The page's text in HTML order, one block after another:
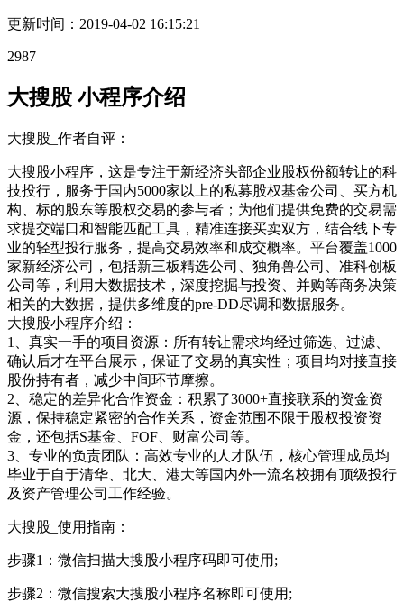
更新时间： 2019-04-02 16:15:21
2987
大搜股 小程序介绍
大搜股_作者自评：
大搜股小程序，这是专注于新经济头部企业股权份额转让的科
技投行，服务于国内5000家以上的私募股权基金公司、买方机
构、标的股东等股权交易的参与者；为他们提供免费的交易需
求提交端口和智能匹配工具，精准连接买卖双方，结合线下专
业的轻型投行服务，提高交易效率和成交概率。平台覆盖1000
家新经济公司，包括新三板精选公司、独角兽公司、准科创板
公司等，利用大数据技术，深度挖掘与投资、并购等商务决策
相关的大数据，提供多维度的pre-DD尽调和数据服务。
大搜股小程序介绍：
1、真实一手的项目资源：所有转让需求均经过筛选、过滤、
确认后才在平台展示，保证了交易的真实性；项目均对接直接
股份持有者，减少中间环节摩擦。
2、稳定的差异化合作资金：积累了3000+直接联系的资金资
源，保持稳定紧密的合作关系，资金范围不限于股权投资资
金，还包括S基金、FOF、财富公司等。
3、专业的负责团队：高效专业的人才队伍，核心管理成员均
毕业于自于清华、北大、港大等国内外一流名校拥有顶级投行
及资产管理公司工作经验。
大搜股_使用指南：
步骤1：微信扫描大搜股小程序码即可使用;
步骤2：微信搜索大搜股小程序名称即可使用;